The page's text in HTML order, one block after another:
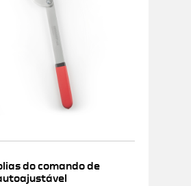
do comando de